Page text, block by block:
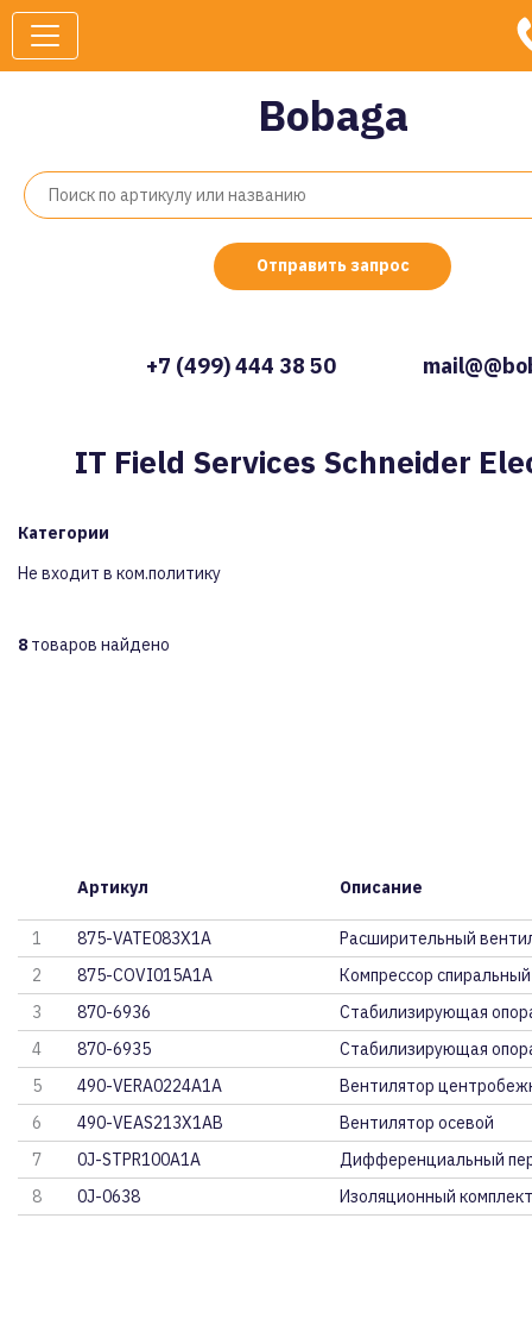
Bobaga
Отправить запрос
+7 (499) 444 38 50
IT Field Services Schneider
Категории
Не входит в ком.политику
8товаров найдено
Артикул Описание
1 875-VATE083X1A
Расширительный
2
875-COVI015A1A
Компрессор
3
870-6936
Стабилизирующая
4
870-6935
Стабилизирующая
5
490-VERA0224A1A
Вентилятор
6
490-VEAS213X1AB
Вентилятор осевой
7
0J-STPR100A1A
Дифференциальный
8
0J-0638 Изоляционный